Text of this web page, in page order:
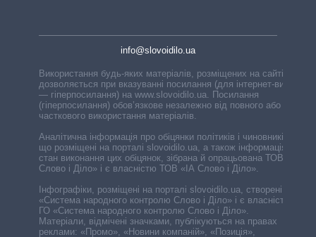
info@slovoidilo.ua
Використання будь-яких матеріалів, розміщених на сайті,
дозволяється при вказуванні посилання (для інтернет-видань
— гіперпосилання) на www.slovoidilo.ua. Посилання
(гіперпосилання) обов’язкове незалежно від повного або
часткового використання матеріалів.
Аналітична інформація про обіцянки політиків і чиновників,
що розміщені на порталі slovoidilo.ua, а також інформація про
стан виконання цих обіцянок, зібрана й опрацьована ТОВ «ІА
Слово і Діло» і є власністю ТОВ «ІА Слово і Діло».
Інфографіки, розміщені на порталі slovoidilo.ua, створені ГО
«Система народного контролю Слово і Діло» і є власністю
ГО «Система народного контролю Слово і Діло».
Матеріали, відмічені значками, публікуються на правах
реклами: «Промо», «Новини компаній», «Позиція»,